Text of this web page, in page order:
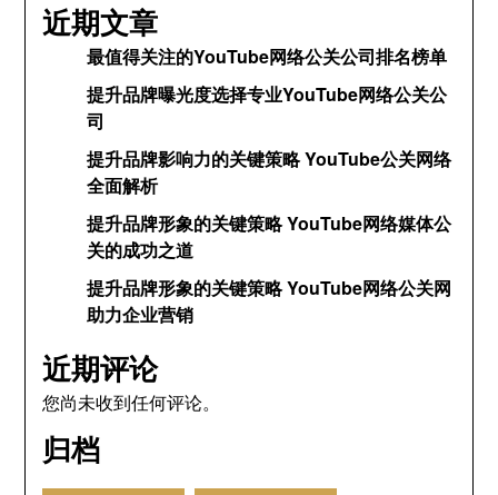
近期文章
最值得关注的YouTube网络公关公司排名榜单
提升品牌曝光度选择专业YouTube网络公关公
司
提升品牌影响力的关键策略 YouTube公关网络
全面解析
提升品牌形象的关键策略 YouTube网络媒体公
关的成功之道
提升品牌形象的关键策略 YouTube网络公关网
助力企业营销
近期评论
您尚未收到任何评论。
归档